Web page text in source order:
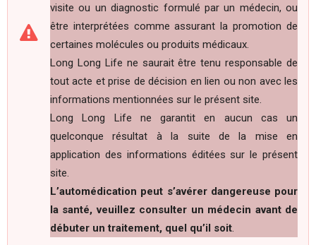
visite ou un diagnostic formulé par un médecin, ou
être interprétées comme assurant la promotion de
certaines molécules ou produits médicaux.
Long Long Life ne saurait être tenu responsable de
tout acte et prise de décision en lien ou non avec les
informations mentionnées sur le présent site.
Long Long Life ne garantit en aucun cas un
quelconque résultat à la suite de la mise en
application des informations éditées sur le présent
site.
L’automédication peut s’avérer dangereuse pour
la santé, veuillez consulter un médecin avant de
débuter un traitement, quel qu’il soit.